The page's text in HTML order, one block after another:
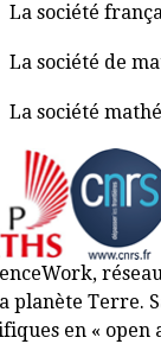
La société
La société de
La société
planète Terre.
en « open